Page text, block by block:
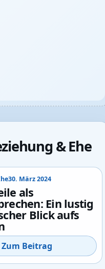
& Ehe
30. März 2024
als
Ein lustig
Blick aufs
Zum Beitrag